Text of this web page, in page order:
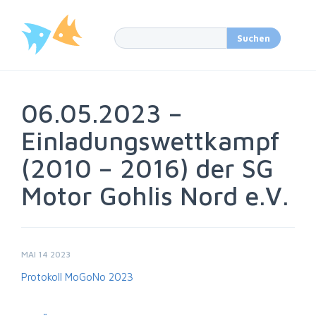
06.05.2023 –
Einladungswettkampf
(2010 – 2016) der SG
Motor Gohlis Nord e.V.
MAI 14 2023
Protokoll MoGoNo 2023